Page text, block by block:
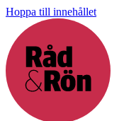
Hoppa till innehållet